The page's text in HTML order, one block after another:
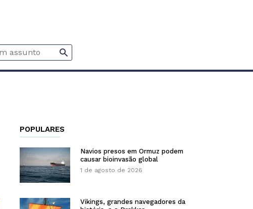
POPULARES
Navios presos em Ormuz podem
causar bioinvasão global
1 de agosto de 2026
Vikings, grandes navegadores da